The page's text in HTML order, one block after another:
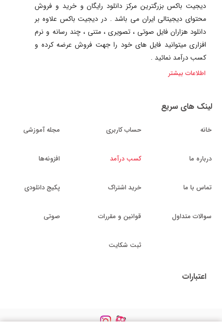
دیجیت باکس بزرگترین مرکز دانلود رایگان و خرید و فروش
محتوای دیجیتالی ایران می باشد . در دیجیت باکس علاوه بر
دانلود هزاران فایل صوتی ، تصویری ، متنی ، چند رسانه و نرم
افزاری میتوانید فایل های خود را جهت فروش عرضه کرده و
کسب درآمد نمائید .
اطلاعات بیشتر
لینک های سریع
خانه
درباره ما
تماس با ما
سوالات متداول
حساب کاربری
کسب درآمد
خرید اشتراک
قوانین و مقررات
ثبت شکایت
مجله آموزشی
افزونه‌ها
پکیج دانلودی
صوتی
اعتبارات